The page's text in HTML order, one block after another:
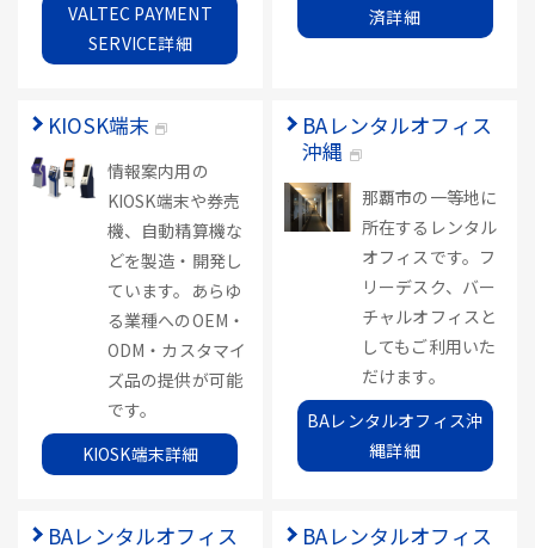
VALTEC PAYMENT
SERVICE詳細
済詳細
KIOSK端末
情報案内用の
KIOSK端末や券売
機、自動精算機な
どを製造・開発し
ています。あらゆ
る業種へのOEM・
ODM・カスタマイ
ズ品の提供が可能
です。
KIOSK端末詳細
BAレンタルオフィス
沖縄
那覇市の一等地に
所在するレンタル
オフィスです。フ
リーデスク、バー
チャルオフィスと
してもご利用いた
だけます。
BAレンタルオフィス沖
縄詳細
BAレンタルオフィス
BAレンタルオフィス